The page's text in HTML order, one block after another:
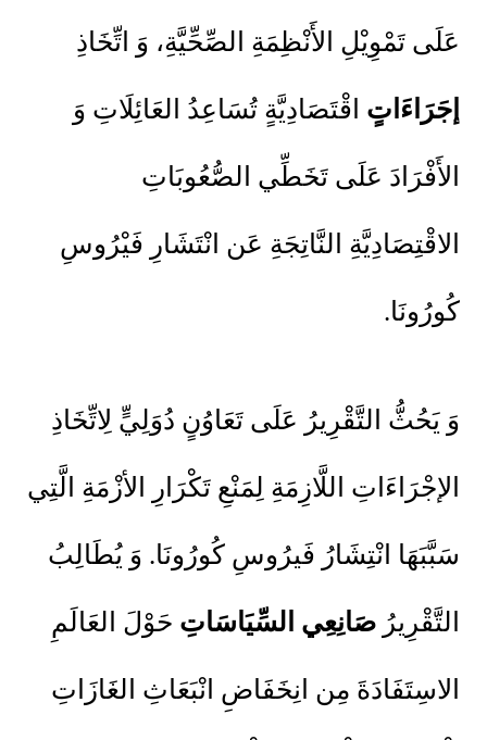
عَلَى تَمْوِيْلِ الأَنْظِمَةِ الصِّحِّيَّةِ، وَ اتِّخَاذِ
إجَرَاءَاتٍ اقْتَصَادِيَّةٍ تُسَاعِدُ العَائِلَاتِ وَ
الأَفْرَادَ عَلَى تَخَطِّي الصُّعُوبَاتِ
الاقْتِصَادِيَّةِ النَّاتِجَةِ عَن انْتَشَارِ فَيْرُوسِ
كُورُونَا.
وَ يَحُثُّ التَّقْرِيرُ عَلَى تَعَاوُنٍ دُوَلِيٍّ لِاتِّخَاذِ
الإجْرَاءَاتِ اللَّازِمَةِ لِمَنْعِ تَكْرَارِ الأزْمَةِ الَّتِي
سَبَّبَهَا انْتِشَارُ فَيرُوسِ كُورُونَا. وَ يُطَالِبُ
التَّقْرِيرُ صَانِعِي السِّيَاسَاتِ حَوْلَ العَالَمِ
الاسِتَفَادَةَ مِن انِخَفَاضِ انْبَعَاثِ الغَازَاتِ